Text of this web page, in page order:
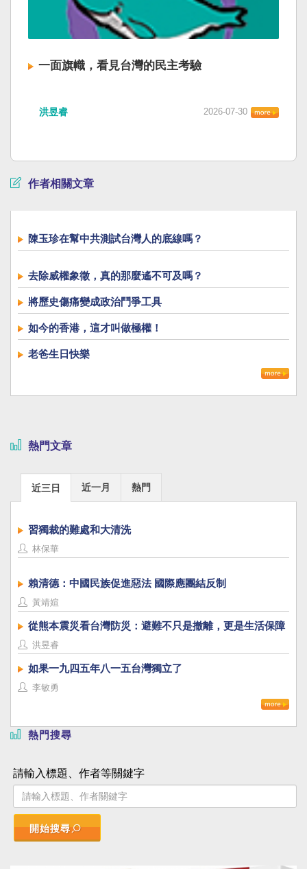
一面旗幟，看見台灣的民主考驗
洪昱睿 2026-07-30
作者相關文章
陳玉珍在幫中共測試台灣人的底線嗎？
去除威權象徵，真的那麼遙不可及嗎？
將歷史傷痛變成政治鬥爭工具
如今的香港，這才叫做極權！
老爸生日快樂
熱門文章
近三日 近一月 熱門
習獨裁的難處和大清洗
林保華
賴清德：中國民族促進惡法 國際應團結反制
黃靖媗
從熊本震災看台灣防災：避難不只是撤離，更是生活保障
洪昱睿
如果一九四五年八一五台灣獨立了
李敏勇
熱門搜尋
請輸入標題、作者等關鍵字
開始搜尋